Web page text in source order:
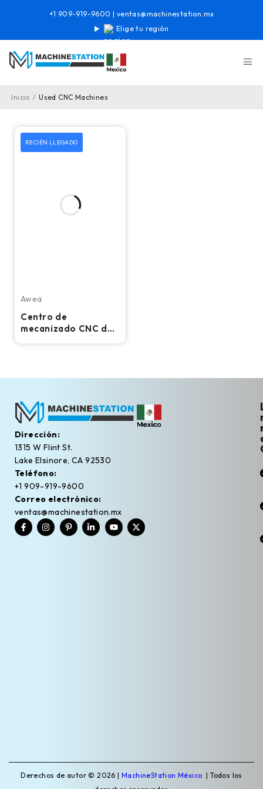
Elige tu región
+1 909-919-9600 | ventas@machinestation.mx
Inicio / Used CNC Machines
RECIÉN LLEGADO
Awea
Centro de
mecanizado CNC de
de 15.000 RPM
Dirección:
1315 W Flint St.
Lake Elsinore, CA 92530
Teléfono:
+1 909-919-9600
Correo electrónico:
ventas@machinestation.mx
Derechos de autor © 2026 |MachineStation México | Todos los